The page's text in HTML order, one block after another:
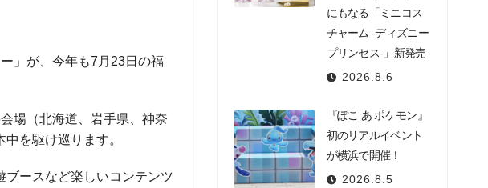
」が、今年も7月23日の福
場（北海道、岩手県、神奈
を駆け巡ります。
ースなど楽しいコンテンツ
にもなる「ミニコス
チャーム -ディズニー
プリンセス-」新発売
2026.8.6
『ぽこ あ ポケモン』
初のリアルイベント
が横浜で開催！
2026.8.5